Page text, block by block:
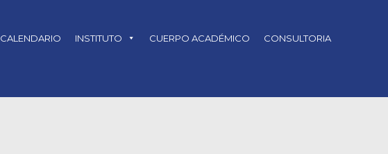
CALENDARIO INSTITUTO CUERPO ACADÉMICO CONSULTORIA